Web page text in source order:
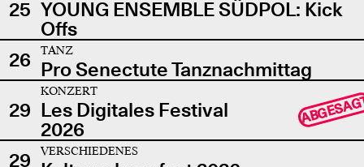
25 YOUNG ENSEMBLE SÜDPOL: Kick
Offs
26
TANZ
Pro Senectute Tanznachmittag
29
KONZERT
Les Digitales Festival
2026
29 VERSCHIEDENES